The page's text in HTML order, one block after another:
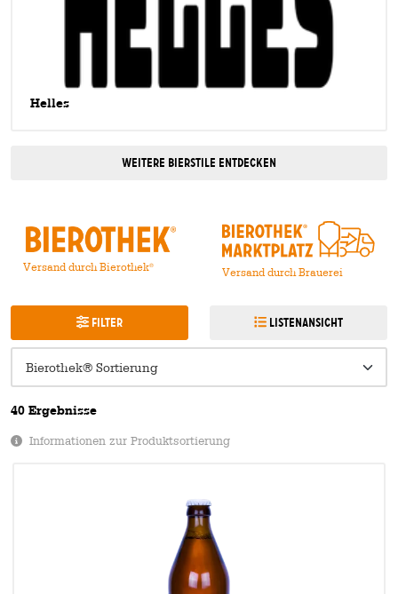
Helles
Weitere Bierstile entdecken
Versand durch Bierothek®
Versand durch Brauerei
Filter Listenansicht
40 Ergebnisse
Informationen zur Produktsortierung